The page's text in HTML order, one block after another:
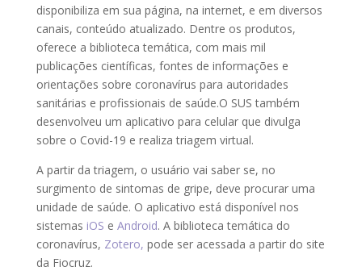
disponibiliza em sua página, na internet, e em diversos
canais, conteúdo atualizado. Dentre os produtos,
oferece a biblioteca temática, com mais mil
publicações científicas, fontes de informações e
orientações sobre coronavírus para autoridades
sanitárias e profissionais de saúde.O SUS também
desenvolveu um aplicativo para celular que divulga
sobre o Covid-19 e realiza triagem virtual.
A partir da triagem, o usuário vai saber se, no
surgimento de sintomas de gripe, deve procurar uma
unidade de saúde. O aplicativo está disponível nos
sistemas iOS e Android. A biblioteca temática do
coronavírus, Zotero, pode ser acessada a partir do site
da Fiocruz.